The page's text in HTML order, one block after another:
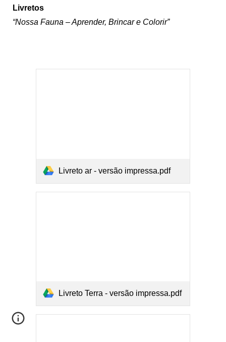
Livretos
“Nossa Fauna – Aprender, Brincar e Colorir”
Livreto ar - versão impressa.pdf
Livreto Terra - versão impressa.pdf